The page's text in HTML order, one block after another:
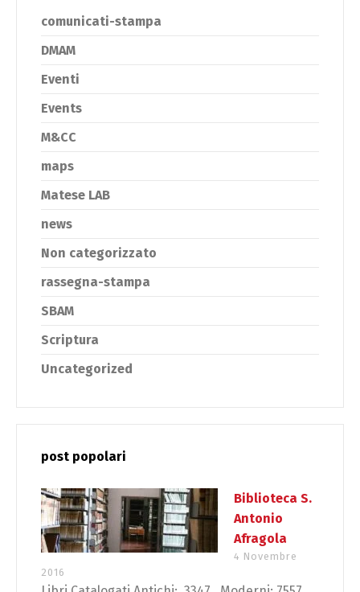
comunicati-stampa
DMAM
Eventi
Events
M&CC
maps
Matese LAB
news
Non categorizzato
rassegna-stampa
SBAM
Scriptura
Uncategorized
post popolari
Biblioteca S.
Antonio
Afragola
4 Novembre
2016